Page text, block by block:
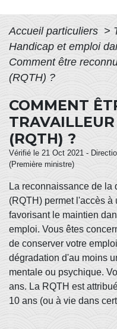
Accueil particuliers >
Handicap et emploi
Comment être
(RQTH) ?
COMMENT
(RQTH) ?
Vérifié le 21 Oct 2021 -
(Première ministre)
La reconnaissance de
(RQTH) permet l'accès
favorisant le maintien
emploi. Vous êtes
de conserver votre
dégradation d'au moins
mentale ou psychique.
ans. La RQTH est
10 ans (ou à vie dans